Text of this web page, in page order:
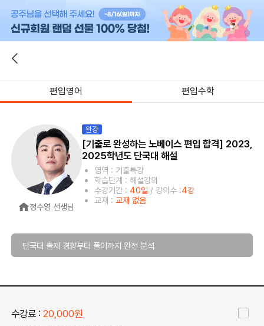
편입영어 편입수학
정수영 선생님
완강
[기출로 완성하는 노베이스 편입 합격] 2023,
2025학년도 단국대 해설
영역 : 기출특강
학습단계 : 해설강의
수강기간 : 40일 / 강의수 :4강
교재 :교재 없음
단국대 출제 경향부터 풀이까지 완전 분석
수강료 :20,000원